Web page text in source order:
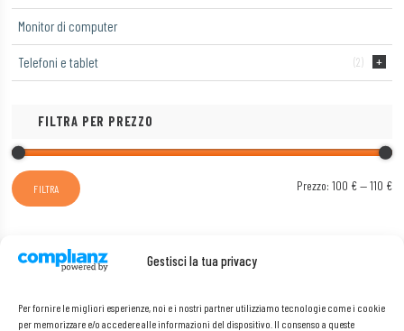
Gestisci la tua privacy
Per fornire le migliori esperienze, noi e i nostri partner utilizziamo tecnologie come i cookie
per memorizzare e/o accedere alle informazioni del dispositivo. Il consenso a queste
Monitor di computer
Telefoni e tablet (2)
FILTRA PER PREZZO
FILTRA Prezzo: 100 €—110 €
MODELLO
Ogni Modello